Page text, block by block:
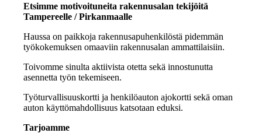
Etsimme motivoituneita rakennusalan tekijöitä
Tampereelle / Pirkanmaalle
Haussa on paikkoja rakennusapuhenkilöstä pidemmän
työkokemuksen omaaviin rakennusalan ammattilaisiin.
Toivomme sinulta aktiivista otetta sekä innostunutta
asennetta työn tekemiseen.
Työturvallisuuskortti ja henkilöauton ajokortti sekä oman
auton käyttömahdollisuus katsotaan eduksi.
Tarjoamme